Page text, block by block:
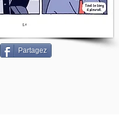
Partagez